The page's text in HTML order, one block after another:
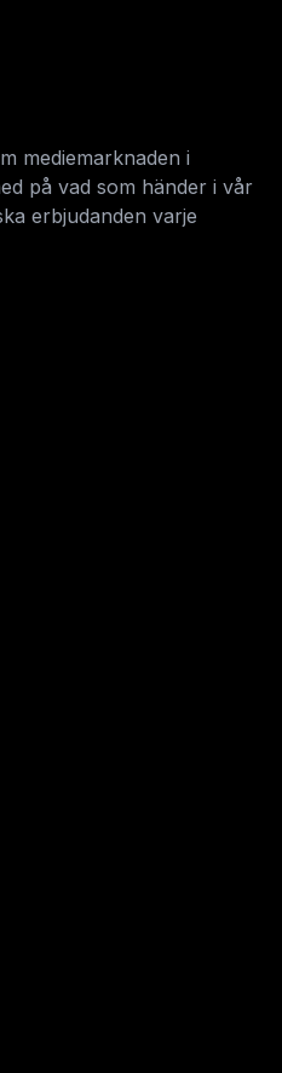
mediemarknaden i
på vad som händer i vår
erbjudanden varje